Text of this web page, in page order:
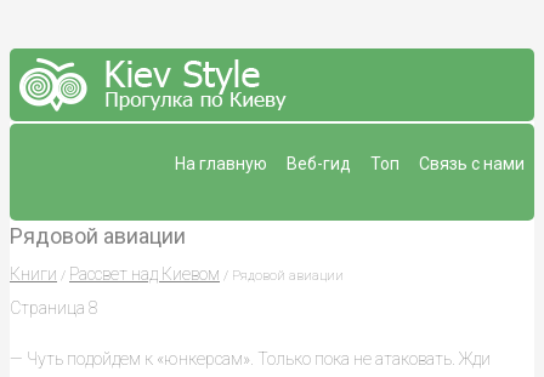
Связь с нами
Топ
Веб-гид
На главную
Рядовой авиации
Книги / Рассвет над Киевом / Рядовой авиации
Страница 8
— Чуть подойдем к «юнкерсам». Только пока не атаковать. Жди